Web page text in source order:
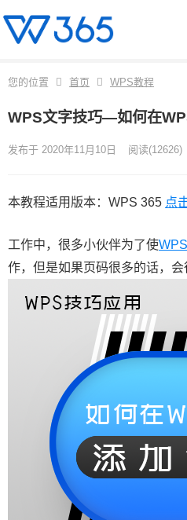
您的位置 首页 WPS教程
WPS文字技巧—如何在
发布于 2020年11月10日 阅读(12626)
本教程适用版本：WPS 365 点
工作中，很多小伙伴为了使
作，但是如果页码很多的话，